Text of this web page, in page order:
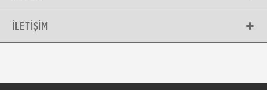
İLETIŞIM